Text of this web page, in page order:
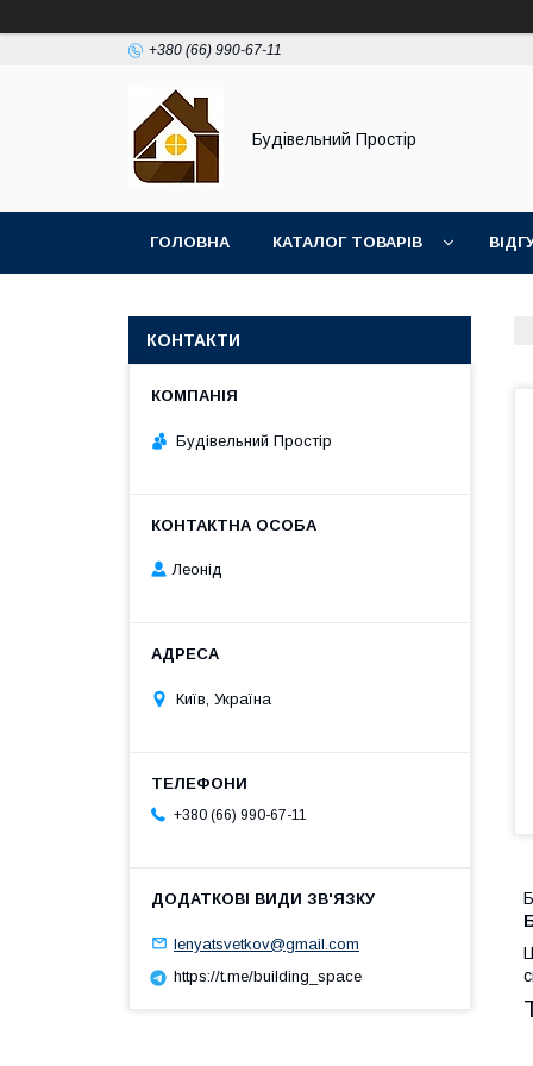
+380 (66) 990-67-11
Будівельний Простір
ГОЛОВНА КАТАЛОГ ТОВАРІВ
КОНТАКТИ
Будівельний Простір
Леонід
Київ, Україна
+380 (66) 990-67-11
lenyatsvetkov@gmail.com
https://t.me/building_space